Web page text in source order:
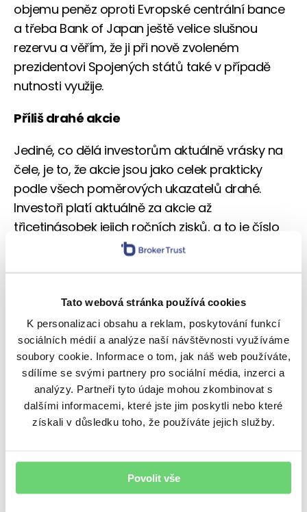
Tato webová stránka používá cookies
K personalizaci obsahu a reklam, poskytování funkcí
sociálních médií a analýze naší návštěvnosti využíváme
soubory cookie. Informace o tom, jak náš web používáte,
sdílíme se svými partnery pro sociální média, inzerci a
analýzy. Partneři tyto údaje mohou zkombinovat s
dalšími informacemi, které jste jim poskytli nebo které
získali v důsledku toho, že používáte jejich služby.
Povolit vše
objemu peněz oproti Evropské centrální bance
a třeba Bank of Japan ještě velice slušnou
rezervu a věřím, že ji při nově zvoleném
prezidentovi Spojených států také v případě
nutnosti využije.
Příliš drahé akcie
Jediné, co dělá investorům aktuálně vrásky na
čele, je to, že akcie jsou jako celek prakticky
podle všech poměrových ukazatelů drahé.
Investoři platí aktuálně za akcie až
třicetinásobek jejich ročních zisků, a to je číslo
nacházející se výrazně nad historickým
se silně zvýší ziskovost firem. Oba vývoje jsou
v právě započatém roce možné. Z historie víme,
že i když ukazatelé říkají, že akcie jsou drahé,
nemusí to znamenat začátek výprodejů. Vysoké
ceny ale mohou znamenat větší citlivost cen
akcií na nečekané negativní události, které se
mohou v letošním roce objevit.
a očekávám, že i nadále výkonnost akciových
trhů překoná výkonnost peněz uložených na